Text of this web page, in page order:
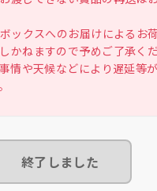
ックスへのお届けによるお
かねますので予めご了承くだ
情や天候などにより遅延等
終了しました